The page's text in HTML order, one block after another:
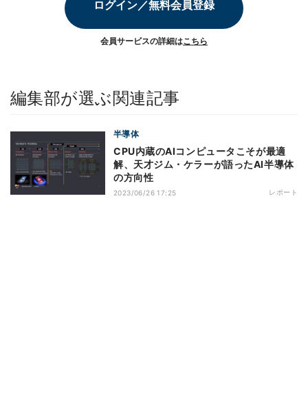
ログイン／無料会員登録
会員サービスの詳細はこちら
編集部が選ぶ関連記事
半導体
CPU内蔵のAIコンピュータこそが最適
解、天才ジム・ケラーが語ったAI半導体
の方向性
2023/06/26 17:25 レポート